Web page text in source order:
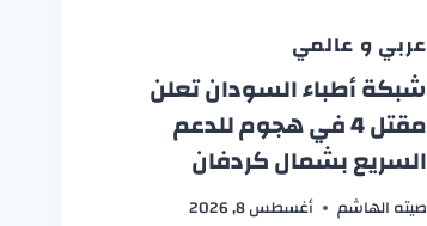
عربي و عالمي
شبكة أطباء السودان تعلن
مقتل 4 في هجوم للدعم
السريع بشمال كردفان
صيته الهاشم أغسطس 8, 2026